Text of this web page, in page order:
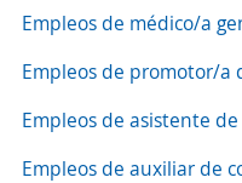
Empleos de médico/a
Empleos de promotor/a
Empleos de asistente
Empleos de auxiliar de